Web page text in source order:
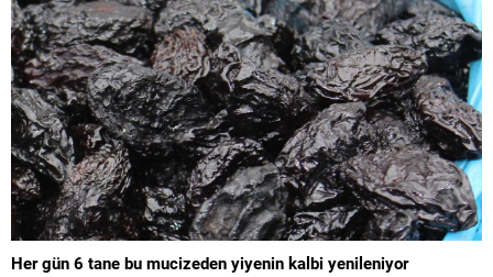
Her gün 6 tane bu mucizeden yiyenin kalbi yenileniyor